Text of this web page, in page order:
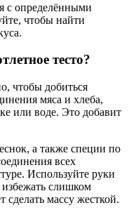
с определёнными
чтобы найти
тесто?
чтобы добиться
мяса и хлеба,
или воде. Это добавит
а также специи по
всех
Используйте руки
слишком
массу жесткой.